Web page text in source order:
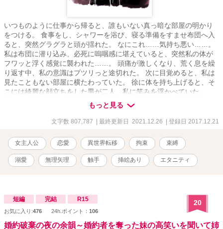
いつものように仕事から帰ると、誰もいない真っ暗な部屋の明かり
をつける。 食事をし、シャワーを浴び、寝る準備をすませ布団へ入
ると、突然グラグラと頭が揺れた。 なにこれ……気持ち悪い……。
私は布団に潜り込み、必死に嗚咽感に堪えていると、突然私の体が
フワッと浮く感覚に襲われた……。 頭痛が激しくなり、荒く息を繰
り返す中、私の意識はプツリっと途切れた。 次に目覚めると、私は
見たこともない部屋に横たわっていた。 徐に体を持ち上げると、そ
こには綺麗な顔立ちをした男が二人、私に笑みを浮かべていた。
********************* ※27話で第一章完結致します。 ※84話で第二章完
結致します。 ※162話で第三章完結致します。 ※181話で第四章完
結致します。 ※356話で第五章完結致します。 《イラストは
ておりました、〇〇×私の連載版となります。 (俺様王子×私・ドS魔
導士×私・ヤンデレ騎士×私・年上医師×私) 短編を読んでいない方に
もわかるようになっておりますので、ご安心下さい。 それでは宜し
くお願いいたします。 ※無理矢理な描写があります、苦手な方はご
もっと見る
文字数 807,787 | 最終更新日 2021.12.26 | 登録日 2017.12.21
女主人公 恋愛 異世界転移 拘束 束縛
溺愛 無理矢理 触手 挿絵あり エタニティ
短編 完結 R15
お気に入り:476 24h.ポイント： 106
20
婚約破棄の夜の余韻～婚約者を奪った妹の高笑いを聞いて姉